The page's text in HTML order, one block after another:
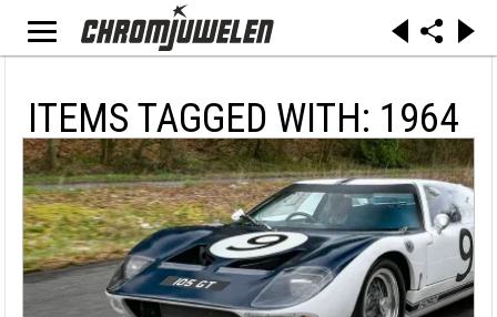
ITEMS TAGGED WITH: 1964